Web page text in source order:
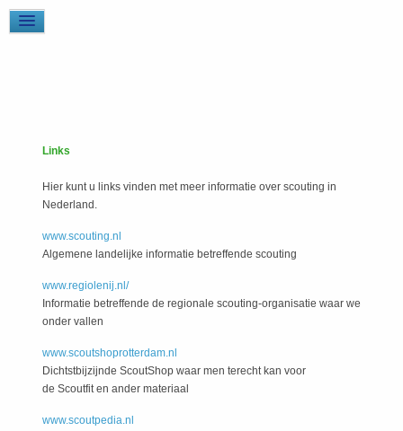
Links
Hier kunt u links vinden met meer informatie over scouting in
Nederland.
www.scouting.nl
Algemene landelijke informatie betreffende scouting
www.regiolenij.nl/
Informatie betreffende de regionale scouting-organisatie waar we
onder vallen
www.scoutshoprotterdam.nl
Dichtstbijzijnde ScoutShop waar men terecht kan voor
de Scoutfit en ander materiaal
www.scoutpedia.nl